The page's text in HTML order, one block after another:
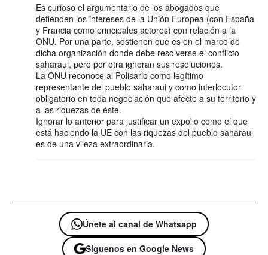
Es curioso el argumentario de los abogados que
defienden los intereses de la Unión Europea (con España
y Francia como principales actores) con relación a la
ONU. Por una parte, sostienen que es en el marco de
dicha organización donde debe resolverse el conflicto
saharaui, pero por otra ignoran sus resoluciones.
La ONU reconoce al Polisario como legítimo
representante del pueblo saharaui y como interlocutor
obligatorio en toda negociación que afecte a su territorio y
a las riquezas de éste.
Ignorar lo anterior para justificar un expolio como el que
está haciendo la UE con las riquezas del pueblo saharaui
es de una vileza extraordinaria.
Únete al canal de Whatsapp
Síguenos en Google News